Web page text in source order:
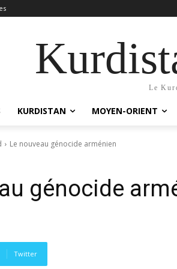
Le
KURDISTAN MOYEN-ORIENT
Le nouveau génocide arménien
génocide
Twitter